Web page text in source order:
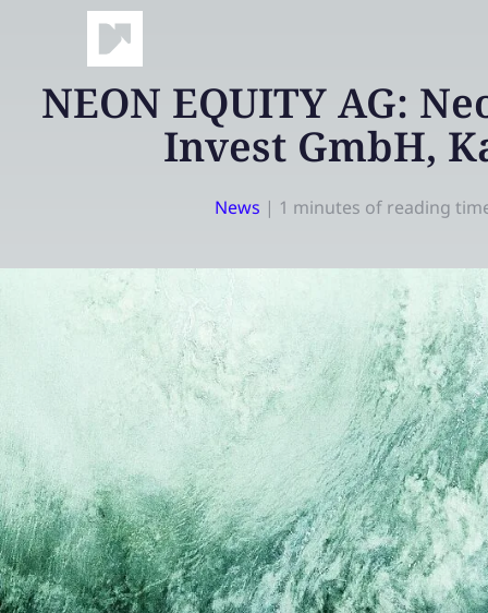
NEON EQUITY AG:
Invest GmbH,
News | 1 minutes of reading